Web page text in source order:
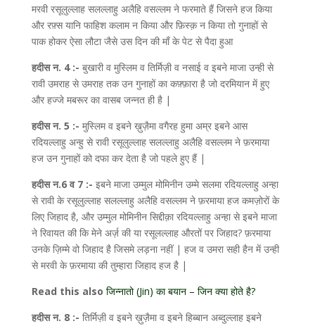
मरवी रसूलुल्लाह सलल्लाहु अलैहि वसल्लम ने फरमाते हैं जिसने हज किया
और रफ़्स यानि फाहिश कलाम न किया और फ़िस्क़ न किया तो गुनाहों से
पाक होकर ऐसा लौटा जैसे उस दिन की माँ के पेट से पैदा हुआ
हदीस न. 4 :- बुखारी व मुस्लिम व तिर्मिज़ी व नसाई व इबने माजा उन्ही से
रावी उमराह से उमराह तक उन गुनाहों का कफ़्फ़ारा है जो दरमियान में हुए
और हज्जे मबरूर का वासब जन्नत ही है |
हदीस न. 5 :- मुस्लिम व इबने ख़ुज़ैमा वगैरह हुमा अम्र इबने आस
रदियल्लाहु अन्हु से रावी रसूलुल्लाह सलल्लाहु अलैहि वसल्लम ने फ़रमाया
हज उन गुनाहों को दफा कर देता है जो पहले हुए हैं |
हदीस न.6 व 7 :- इबने माजा उम्मुल मोमिनीन उम्मे सलमा रदियल्लाहु अन्हा
से रावी के रसूलुल्लाह सलल्लाहु अलैहि वसल्लम ने फ़रमाया हज कमज़ोरों के
लिए जिहाद है, और उम्मुल मोमिनीन सिद्दीक़ा रदियल्लाहु अन्हा से इबने माजा
ने रिवायत की कि मेने अर्ज़ की या रसूलल्लाह औरतों पर जिहाद? फ़रमाया
उनके ज़िम्मे वो जिहाद है जिसमे लड़ना नहीं | हज व उमरा सही हैन में उन्ही
से मरवी के फ़रमाया की तुम्हारा जिहाद हज है |
Read this also जिन्नातो (Jin) का बयान – जिन क्या होते है?
हदीस न. 8 :- तिर्मिज़ी व इबने ख़ुज़ैमा व इबने हिब्बान अब्दुल्लाह इबने